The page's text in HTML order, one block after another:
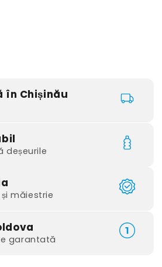
Chișinău
deșeurile
măiestrie
garantată